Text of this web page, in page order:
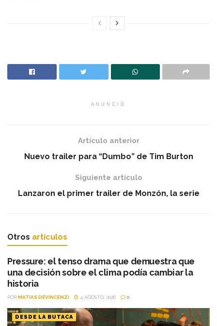
ANUNCIO
Artículo anterior
Nuevo trailer para “Dumbo” de Tim Burton
Siguiente artículo
Lanzaron el primer trailer de Monzón, la serie
Otros artículos
Pressure: el tenso drama que demuestra que
una decisión sobre el clima podía cambiar la
historia
POR MATIAS DEVINCENZI 4 AGOSTO, 2026 0
DESDE LA BUTACA